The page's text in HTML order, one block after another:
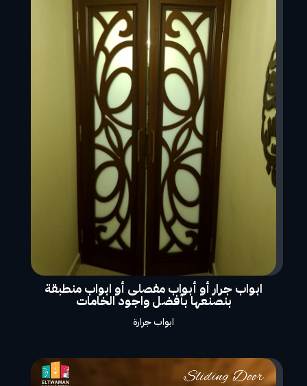
ابواب جرار أو أبواب مفصلى أو ابواب منطبقة
بنصنعها بأفضل واجود الخامات
ابواب جرارة